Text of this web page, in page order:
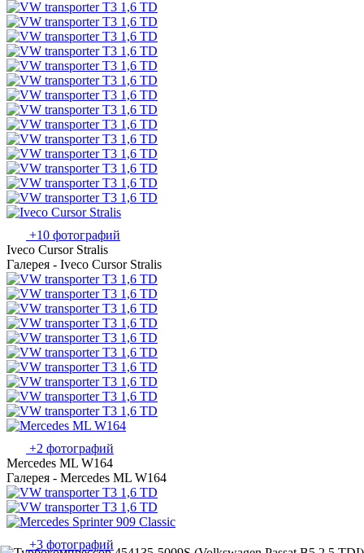
+10 фотографий
Iveco Cursor Stralis
Галерея - Iveco Cursor Stralis
+2 фотографий
Mercedes ML W164
Галерея - Mercedes ML W164
+3 фотографий